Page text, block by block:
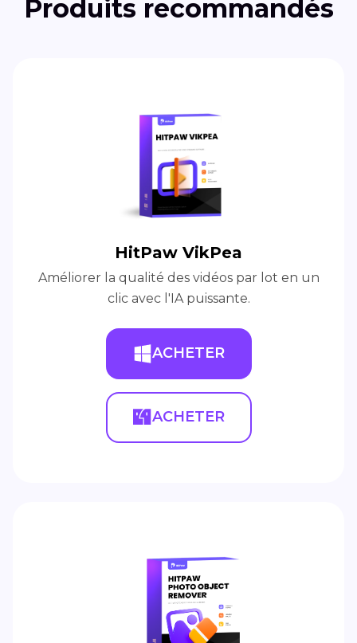
Produits recommandés
HitPaw VikPea
Améliorer la qualité des vidéos par lot en un
clic avec l'IA puissante.
ACHETER
ACHETER